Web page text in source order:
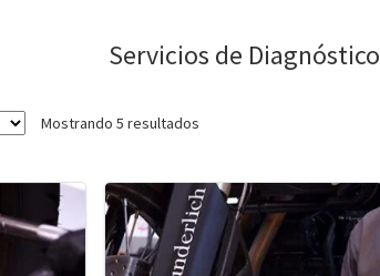
Servicios de Diagnóstico
Mostrando 5 resultados